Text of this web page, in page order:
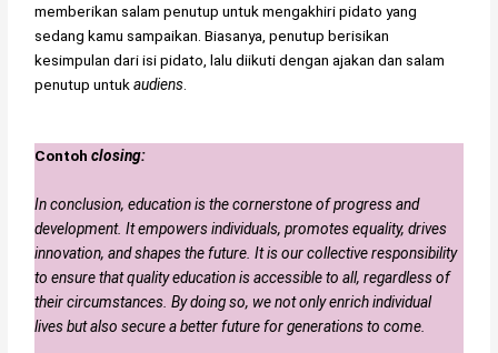
memberikan salam penutup untuk mengakhiri pidato yang
sedang kamu sampaikan. Biasanya, penutup berisikan
kesimpulan dari isi pidato, lalu diikuti dengan ajakan dan salam
penutup untukaudiens
Contohclosing:
In conclusion, education is the cornerstone of progress and
development. It empowers individuals, promotes equality, drives
innovation, and shapes the future. It is our collective responsibility
to ensure that quality education is accessible to all, regardless of
their circumstances. By doing so, we not only enrich individual
lives but also secure a better future for generations to come.